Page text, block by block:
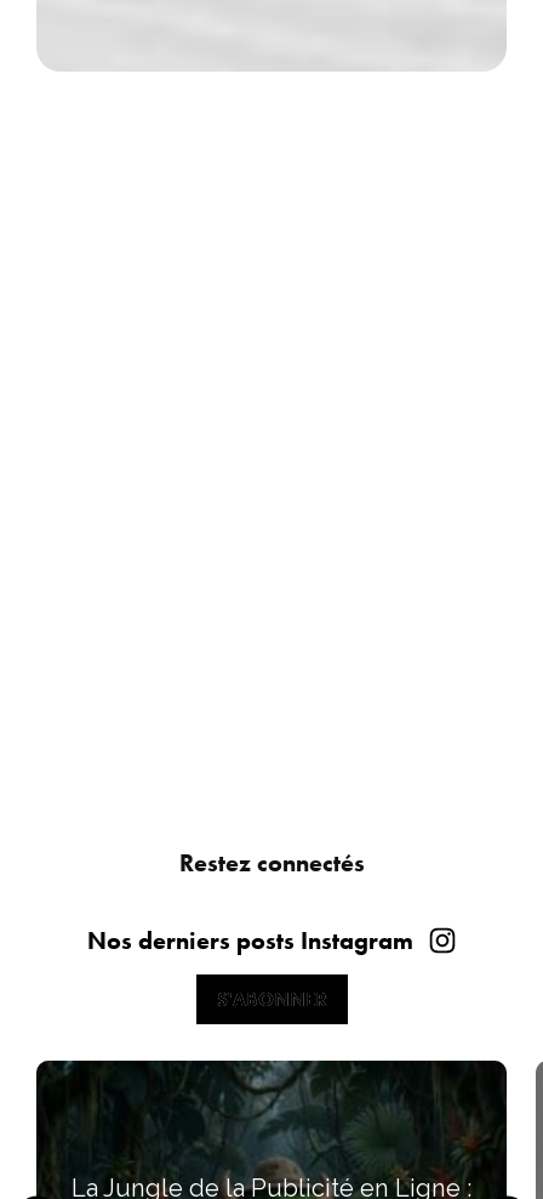
Restez connectés
Nos derniers posts Instagram
S'ABONNER
S'ABONNER
La Jungle de la Publicité en Ligne :